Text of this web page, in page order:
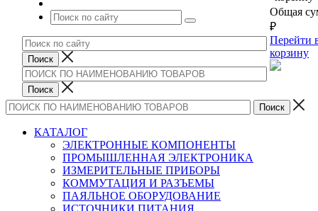
Общая
₽
Перейти
корзину
КАТАЛОГ
ЭЛЕКТРОННЫЕ КОМПОНЕНТЫ
ПРОМЫШЛЕННАЯ ЭЛЕКТРОНИКА
ИЗМЕРИТЕЛЬНЫЕ ПРИБОРЫ
КОММУТАЦИЯ И РАЗЪЕМЫ
ПАЯЛЬНОЕ ОБОРУДОВАНИЕ
ИСТОЧНИКИ ПИТАНИЯ